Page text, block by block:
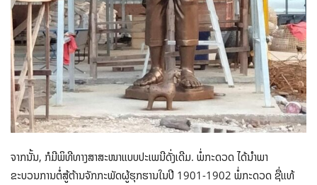
ຈາກນັ້ນ, ກໍມີພິທີທາງສາສະໜາແບບປະເພນີດັ່ງເດີມ. ພໍ່ກະດວດ ໄດ້​ນຳ​ພາ
ຂະບວນການຕໍ່ສູ້ຕ້ານ​ຈັກ​ກະ​ພັດ​ຜູ້​ຮຸກ​ຮານໃນປີ 1901-1902 ພໍ່ກະດວດ ຊື່ແທ້